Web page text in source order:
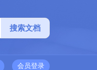
会员登录